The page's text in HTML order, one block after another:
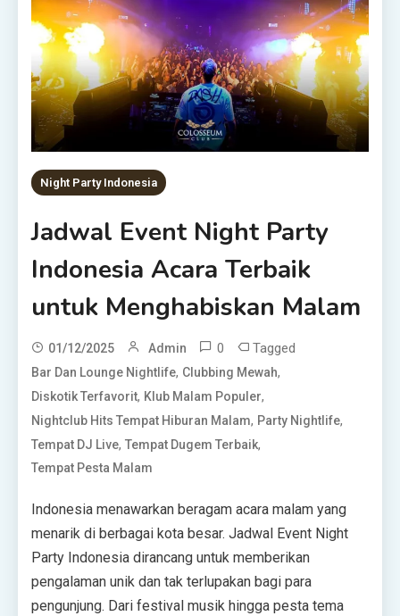
Night Party Indonesia
Jadwal Event Night Party
Indonesia Acara Terbaik
untuk Menghabiskan Malam
01/12/2025 Admin 0 Tagged
Bar Dan Lounge Nightlife, Clubbing Mewah,
Diskotik Terfavorit, Klub Malam Populer,
Nightclub Hits Tempat Hiburan Malam, Party Nightlife,
Tempat DJ Live,Tempat Dugem Terbaik,
Tempat Pesta Malam
Indonesia menawarkan beragam acara malam yang
menarik di berbagai kota besar. Jadwal Event Night
Party Indonesia dirancang untuk memberikan
pengalaman unik dan tak terlupakan bagi para
pengunjung. Dari festival musik hingga pesta tema